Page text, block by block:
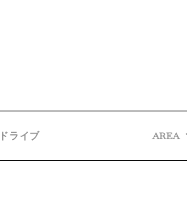
ドライブ AREA